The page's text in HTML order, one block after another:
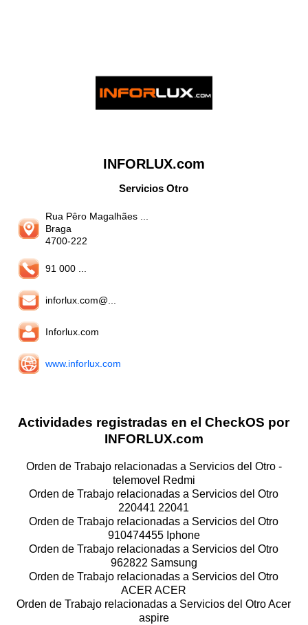
INFORLUX.com
Servicios Otro
Rua Pêro Magalhães ...
Braga
4700-222
91 000 ...
inforlux.com@...
Inforlux.com
www.inforlux.com
Actividades registradas en el CheckOS por
INFORLUX.com
Orden de Trabajo relacionadas a Servicios del Otro -
telemovel Redmi
Orden de Trabajo relacionadas a Servicios del Otro
220441 22041
Orden de Trabajo relacionadas a Servicios del Otro
910474455 Iphone
Orden de Trabajo relacionadas a Servicios del Otro
962822 Samsung
Orden de Trabajo relacionadas a Servicios del Otro
ACER ACER
Orden de Trabajo relacionadas a Servicios del Otro Acer
aspire